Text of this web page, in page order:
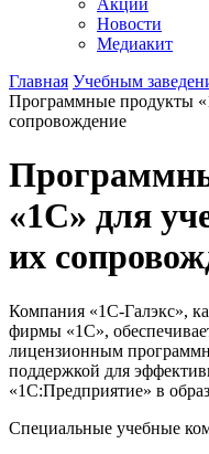
Акции
Новости
Медиакит
Главная Учебным
Программные продукты
сопровождение
«1С» для
их
Компания «1С-Галэкс»,
фирмы «1С»,
лицензионным
поддержкой для
«1С:Предприятие» в
Специальные учебные